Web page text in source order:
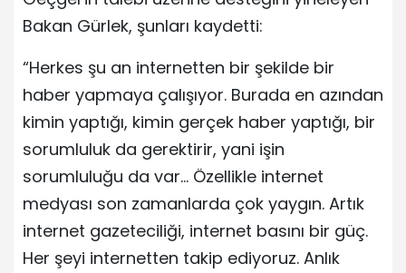
Bakan Gürlek, şunları kaydetti:
“Herkes şu an internetten bir şekilde bir
haber yapmaya çalışıyor. Burada en azından
kimin yaptığı, kimin gerçek haber yaptığı, bir
sorumluluk da gerektirir, yani işin
sorumluluğu da var… Özellikle internet
medyası son zamanlarda çok yaygın. Artık
internet gazeteciliği, internet basını bir güç.
Her şeyi internetten takip ediyoruz. Anlık